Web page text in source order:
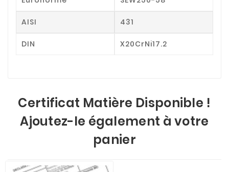
AISI 431
DIN X20CrNi17.2
Certificat Matière Disponible !
Ajoutez-le également à votre
panier